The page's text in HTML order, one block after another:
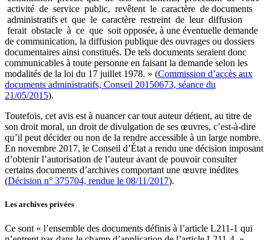
activité de service public, revêtent le caractère de documents
administratifs et que le caractère restreint de leur diffusion
ferait obstacle à ce que soit opposée, à une éventuelle demande
de communication, la diffusion publique des ouvrages ou dossiers
documentaires ainsi constitués. De tels documents seraient donc
communicables à toute personne en faisant la demande selon les
modalités de la loi du 17 juillet 1978. » (Commission d’accès aux
documents administratifs, Conseil 20150673, séance du
21/05/2015).
Toutefois, cet avis est à nuancer car tout auteur détient, au titre de
son droit moral, un droit de divulgation de ses œuvres, c’est-à-dire
qu’il peut décider ou non de la rendre accessible à un large nombre.
En novembre 2017, le Conseil d’État a rendu une décision imposant
d’obtenir l’autorisation de l’auteur avant de pouvoir consulter
certains documents d’archives comportant une œuvre inédites
(Décision n° 375704, rendue le 08/11/2017).
Les archives privées
Ce sont « l’ensemble des documents définis à l’article L211-1 qui